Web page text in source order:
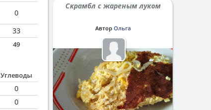
0
33
49
Углеводы
0
0
Скрамбл с жареным луком
Автор Ольга